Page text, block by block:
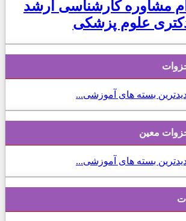
مشاوره کارشناسی ارشد
علوم پزشکی
بسته های آموزشی...
معین
بسته های آموزشی...